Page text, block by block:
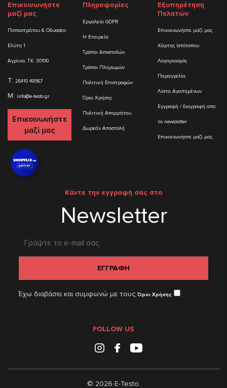
Επικοινωνήστε
μαζί μας
Παπαστράτου & Οδυσσέα
Ελύτη 1
Αγρίνιο, Τ.Κ. 30100
T: 26410 49567
M: info@e-testo.gr
Επικοινωνήστε
μαζί μας
Πληροφορίες
Εργαλεία GDPR
Η Εταιρεία
Τρόποι Αποστολών
Τρόποι Πληρωμών
Πολιτική Επιστροφών
Όροι Χρήσης
Πολιτική Απορρήτου
Δωρεάν Αποστολή
Εξυπηρέτηση
Πελατών
Επικοινωνήστε μαζί μας
Χάρτης Ιστότοπου
Λογαριασμός
Παραγγελία
Λίστα Αγαπημένων
Εγγραφή / διαγραφή απο
το newsletter
Επικοινωνήστε μαζί μας
Κάντε την εγγραφή σας στο
Newsletter
ΕΓΓΡΑΦΗ
Έχω διαβάσει και συμφωνώ με τουςΌροι Χρήσης
FOLLOW US
InstagramFacebook Youtube
© 2026 E-Testo.